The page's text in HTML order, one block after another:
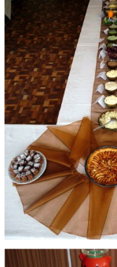
ŠKOLSKÝ ROK
VÝVESKA
POKRAČOVANIE
ŠKOLSKÝ
SPRÁVY O
ŠKOLSKÝ PORIADOK